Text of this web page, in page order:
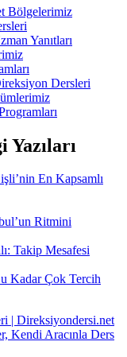
Bölgelerimiz
Yanıtları
Dersleri
En Kapsamlı
Ritmini
Takip Mesafesi
Kadar Çok Tercih
| Direksiyondersi.net
Kendi Aracınla Ders